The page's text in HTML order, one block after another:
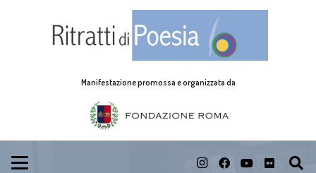
Manifestazione promossa e organizzata da